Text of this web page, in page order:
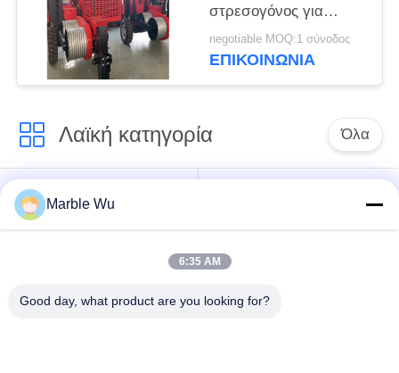
στρεσογόνος για
εξοπλισμό πτητικής
γραμμής μεταφοράς
negotiable MOQ:1 σύνοδος
ΕΠΙΚΟΙΝΩΝΊΑ
Λαϊκή κατηγορία Όλα
εξοπλισμός
γραμμών μετάδοσης
με σπάγγο τον
μετάδοσης
Marble Wu
6:35 AM
Good day, what product are you looking for?